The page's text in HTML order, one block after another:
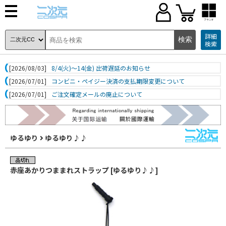
ブランド
詳細
検索
[2026/08/03]
8/4(火)～14(金) 出荷遅延のお知らせ
[2026/07/01]
コンビニ・ペイジー決済の支払期限変更について
[2026/07/01]
ご注文確定メールの廃止について
ゆるゆり ゆるゆり♪♪
赤座あかりつままれストラップ [ゆるゆり♪♪]